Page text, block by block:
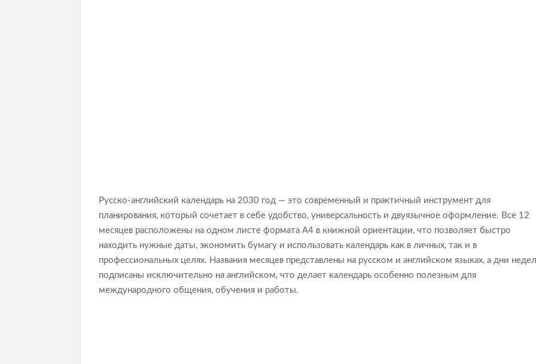
Русско-английский календарь на 2030 год — это современный и практичный инструмент для
планирования, который сочетает в себе удобство, универсальность и двуязычное оформление. Все 12
месяцев расположены на одном листе формата A4 в книжной ориентации, что позволяет быстро
находить нужные даты, экономить бумагу и использовать календарь как в личных, так и в
профессиональных целях. Названия месяцев представлены на русском и английском языках, а дни
подписаны исключительно на английском, что делает календарь особенно полезным для
международного общения, обучения и работы.